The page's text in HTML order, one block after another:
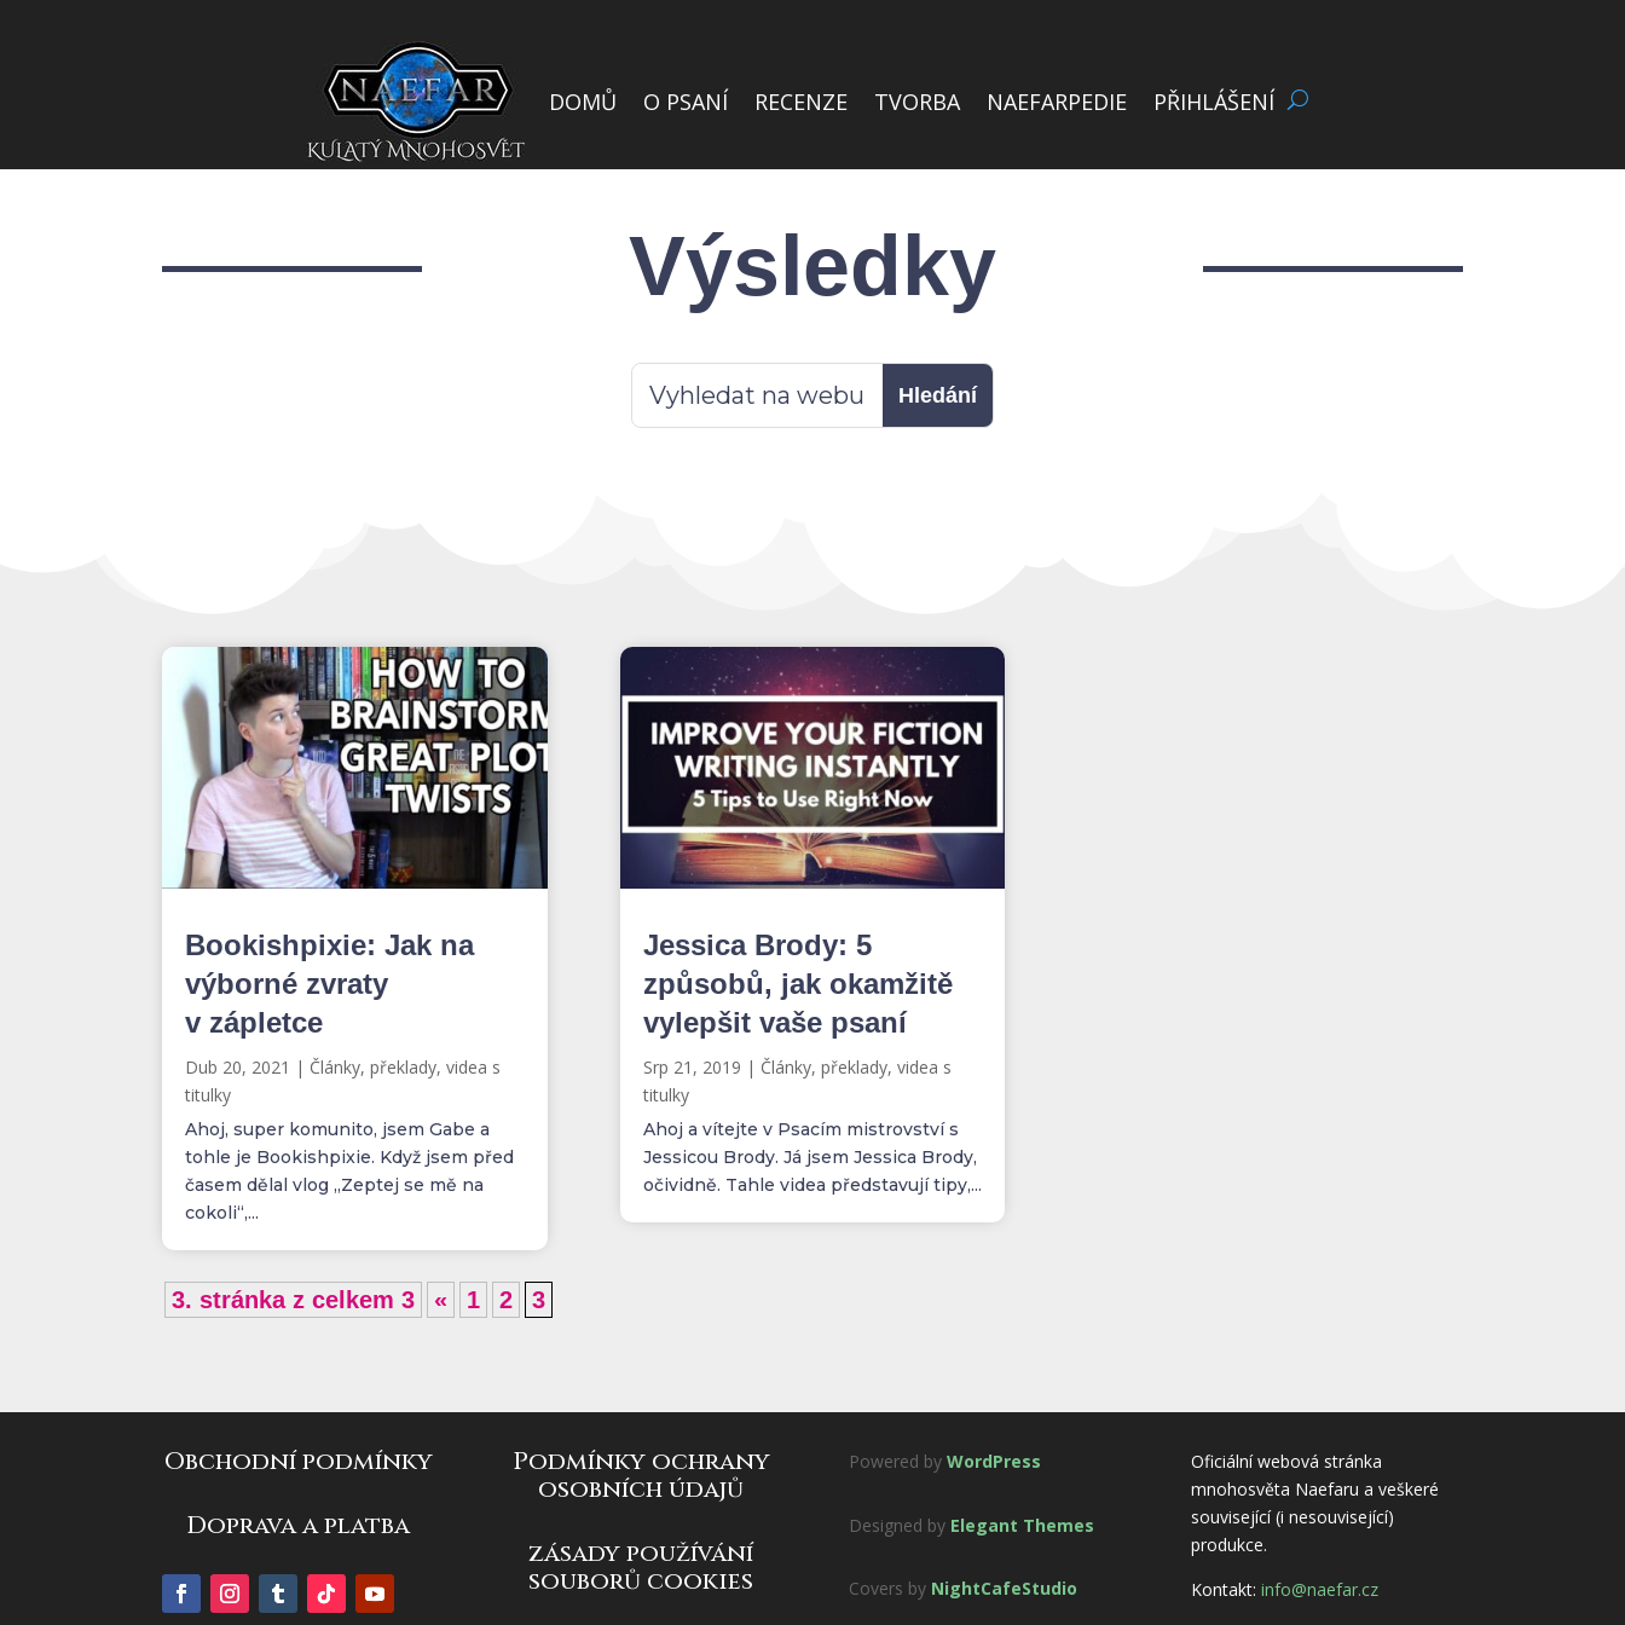
DOMŮ O PSANÍ RECENZE TVORBA NAEFARPEDIE PŘIHLÁŠENÍ
Výsledky
Bookishpixie: Jak na
výborné zvraty
v zápletce
Dub 20, 2021 | Články, překlady, videa s
titulky
Ahoj, super komunito, jsem Gabe a
tohle je Bookishpixie. Když jsem před
časem dělal vlog „Zeptej se mě na
cokoli“,...
Jessica Brody: 5
způsobů, jak okamžitě
vylepšit vaše psaní
Srp 21, 2019 | Články, překlady, videa s
titulky
Ahoj a vítejte v Psacím mistrovství s
Jessicou Brody. Já jsem Jessica Brody,
očividně. Tahle videa představují tipy,...
3. stránka z celkem 3 « 1 2 3
Obchodní podmínky
Doprava a platba
Podmínky ochrany
osobních údajů
zásady používání
souborů cookies
Powered by WordPress
Designed by Elegant Themes
Covers by NightCafeStudio
Oficiální webová stránka
mnohosvěta Naefaru a veškeré
související (i nesouvisející)
produkce.
Kontakt:info@naefar.cz